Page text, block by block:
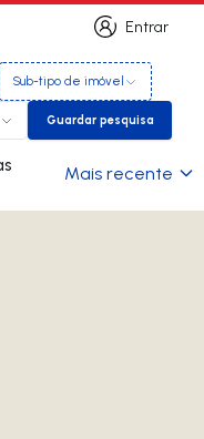
Entrar
Entrar
Sub-tipo de imóvel
Guardar
Guardar pesquisa
Mais recente